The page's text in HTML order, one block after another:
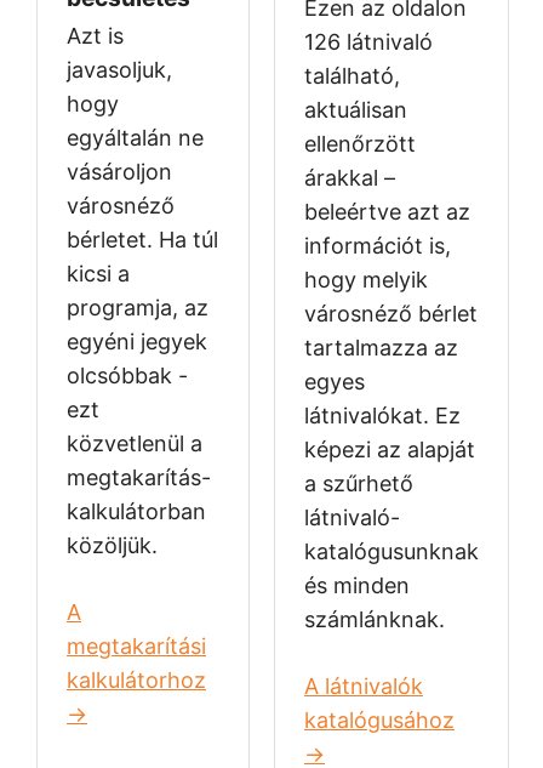
Azt is
javasoljuk,
hogy
egyáltalán ne
vásároljon
városnéző
bérletet. Ha túl
kicsi a
programja, az
egyéni jegyek
olcsóbbak -
ezt
közvetlenül a
megtakarítás-
kalkulátorban
közöljük.
A
megtakarítási
kalkulátorhoz
→
Ezen az oldalon
126 látnivaló
található,
aktuálisan
ellenőrzött
árakkal –
beleértve azt az
információt is,
hogy melyik
városnéző bérlet
tartalmazza az
egyes
látnivalókat. Ez
képezi az alapját
a szűrhető
látnivaló-
katalógusunknak
és minden
számlánknak.
A látnivalók
katalógusához
→